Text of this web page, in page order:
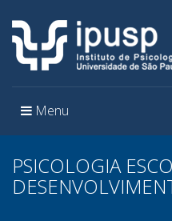
Toggle
Menu
PSICOLOGIA